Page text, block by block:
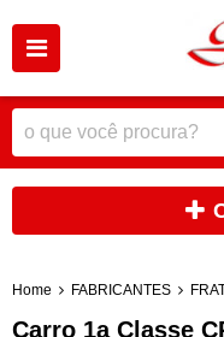
Home FABRICANTES
Carro 1a Classe